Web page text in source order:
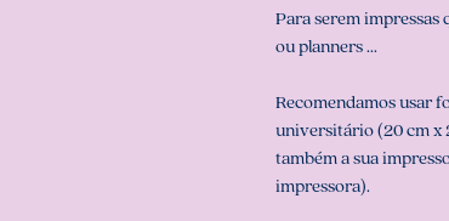
Para serem impressas
ou planners ...
Recomendamos usar
universitário (20 cm x
também a sua
impressora).